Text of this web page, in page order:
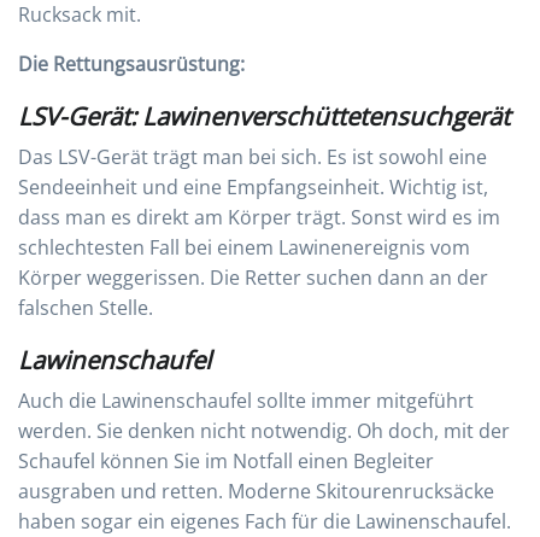
Rucksack mit.
Die Rettungsausrüstung:
LSV-Gerät:Lawinenverschüttetensuchgerät
Das LSV-Gerät trägt man bei sich. Es ist sowohl eine
Sendeeinheit und eine Empfangseinheit. Wichtig ist,
dass man es direkt am Körper trägt. Sonst wird es im
schlechtesten Fall bei einem Lawinenereignis vom
Körper weggerissen. Die Retter suchen dann an der
falschen Stelle.
Lawinenschaufel
Auch die Lawinenschaufel sollte immer mitgeführt
werden. Sie denken nicht notwendig. Oh doch, mit der
Schaufel können Sie im Notfall einen Begleiter
ausgraben und retten. Moderne Skitourenrucksäcke
haben sogar ein eigenes Fach für die Lawinenschaufel.